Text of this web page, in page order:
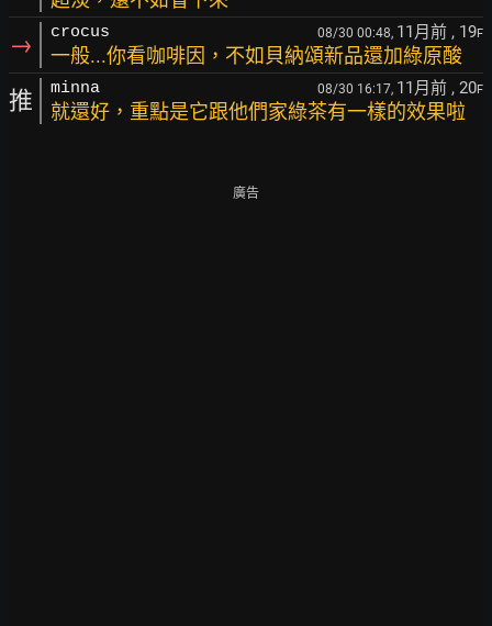
→ crocus 08/30 00:48, 11月前 , 19F
一般...你看咖啡因，不如貝納頌新品還加綠原酸
推 minna 08/30 16:17, 11月前 , 20F
就還好，重點是它跟他們家綠茶有一樣的效果啦
廣告